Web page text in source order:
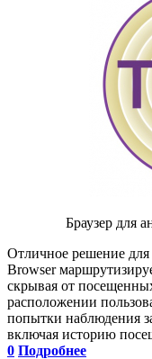
Браузер для
Отличное решение
Browser
скрывая от
расположении
попытки наблюдения
включая историю
0 Подробнее